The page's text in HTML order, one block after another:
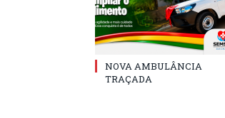
NOVA AMBULÂNCIA
TRAÇADA